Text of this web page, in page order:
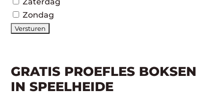
Zondag
GRATIS PROEFLES BOKSEN
IN SPEELHEIDE